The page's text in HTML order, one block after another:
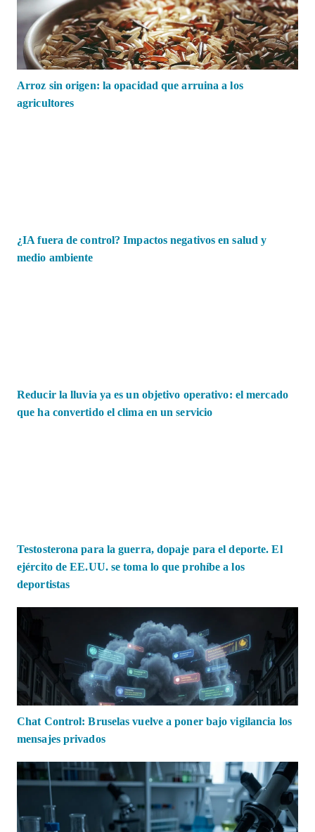
Arroz sin origen: la opacidad que arruina a los
agricultores
¿IA fuera de control? Impactos negativos en salud y
medio ambiente
Reducir la lluvia ya es un objetivo operativo: el mercado
que ha convertido el clima en un servicio
Testosterona para la guerra, dopaje para el deporte. El
ejército de EE.UU. se toma lo que prohíbe a los
deportistas
Chat Control: Bruselas vuelve a poner bajo vigilancia los
mensajes privados